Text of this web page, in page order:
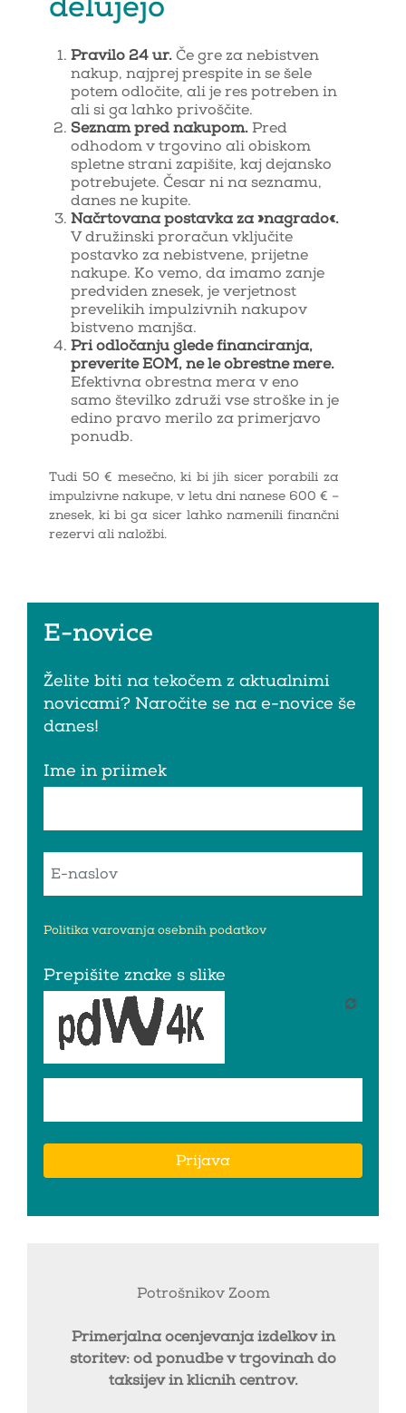
Pravilo 24 ur. Če gre za nebistven
nakup, najprej prespite in se šele
potem odločite, ali je res potreben in
ali si ga lahko privoščite.
Seznam pred nakupom. Pred
odhodom v trgovino ali obiskom
spletne strani zapišite, kaj dejansko
potrebujete. Česar ni na seznamu,
danes ne kupite.
Načrtovana postavka za »nagrado«.
V družinski proračun vključite
postavko za nebistvene, prijetne
nakupe. Ko vemo, da imamo zanje
predviden znesek, je verjetnost
prevelikih impulzivnih nakupov
bistveno manjša.
Pri odločanju glede financiranja,
preverite EOM, ne le obrestne mere.
Efektivna obrestna mera v eno
samo številko združi vse stroške in je
edino pravo merilo za primerjavo
ponudb.
Tudi 50 € mesečno, ki bi jih sicer porabili za
impulzivne nakupe, v letu dni nanese 600 € –
znesek, ki bi ga sicer lahko namenili finančni
rezervi ali naložbi.
E-novice
Želite biti na tekočem z aktualnimi
novicami? Naročite se na e-novice še
danes!
Ime in priimek
Politika varovanja osebnih podatkov
Prepišite znake s slike
Prijava
Potrošnikov Zoom
Primerjalna ocenjevanja izdelkov in
storitev: od ponudbe v trgovinah do
taksijev in klicnih centrov.